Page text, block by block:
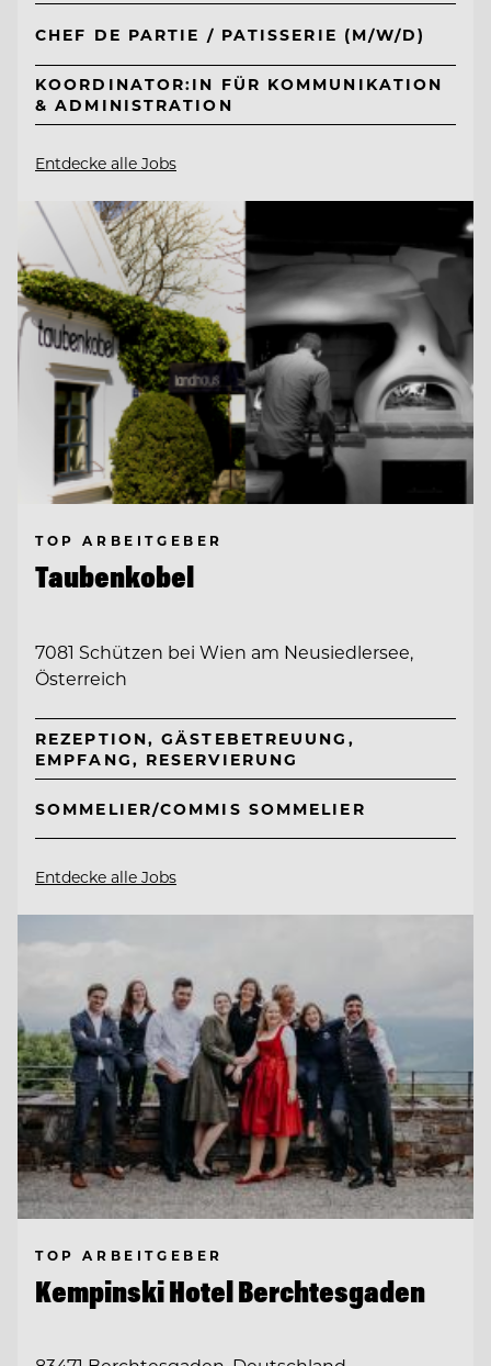
CHEF DE PARTIE / PATISSERIE (M/W/D)
KOORDINATOR:IN FÜR KOMMUNIKATION
& ADMINISTRATION
Entdecke alle Jobs
TOP ARBEITGEBER
Taubenkobel
7081 Schützen bei Wien am Neusiedlersee,
Österreich
REZEPTION, GÄSTEBETREUUNG,
EMPFANG, RESERVIERUNG
SOMMELIER/COMMIS SOMMELIER
Entdecke alle Jobs
TOP ARBEITGEBER
Kempinski Hotel Berchtesgaden